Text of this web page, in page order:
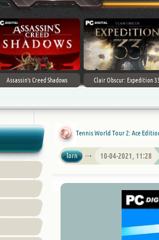
Assassin's Creed Shadows Clair Obscur: Expedition 33
Tennis World Tour 2: Ace
lorn 10-04-2021, 11:28